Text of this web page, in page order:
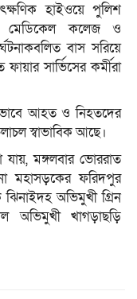
হাইওয়ে পুলিশ
মেডিকেল কলেজ ও
বাস সরিয়ে
সার্ভিসের কর্মীরা
আহত ও নিহতদের
স্বাভাবিক আছে।
যায়, মঙ্গলবার ভোররাত
মহাসড়কের ফরিদপুর
ঝিনাইদহ অভিমুখী গ্রিন
অভিমুখী খাগড়াছড়ি